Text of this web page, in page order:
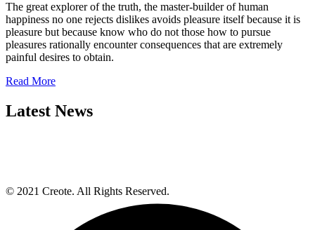
The great explorer of the truth, the master-builder of human
happiness no one rejects dislikes avoids pleasure itself because it is
pleasure but because know who do not those how to pursue
pleasures rationally encounter consequences that are extremely
painful desires to obtain.
Read More
Latest News
© 2021 Creote. All Rights Reserved.